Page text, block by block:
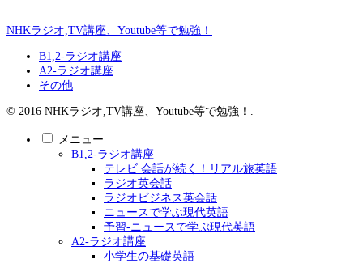
NHKラジオ,TV講座、Youtube等で勉強！
B1,2-ラジオ講座
A2-ラジオ講座
その他
© 2016 NHKラジオ,TV講座、Youtube等で勉強！.
メニュー
B1,2-ラジオ講座
テレビ 会話が続く！リアル旅英語
ラジオ英会話
ラジオビジネス英会話
ニュースで学ぶ現代英語
予習-ニュースで学ぶ現代英語
A2-ラジオ講座
小学生の基礎英語